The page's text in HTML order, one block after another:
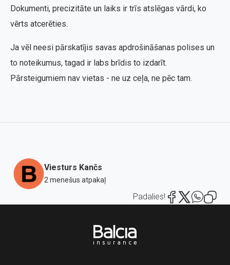
Dokumenti, precizitāte un laiks ir trīs atslēgas vārdi, ko
vērts atcerēties.
Ja vēl neesi pārskatījis savas apdrošināšanas polises un
to noteikumus, tagad ir labs brīdis to izdarīt.
Pārsteigumiem nav vietas - ne uz ceļa, ne pēc tam.
Viesturs Kančs
2 menešus atpakaļ
Padalies!